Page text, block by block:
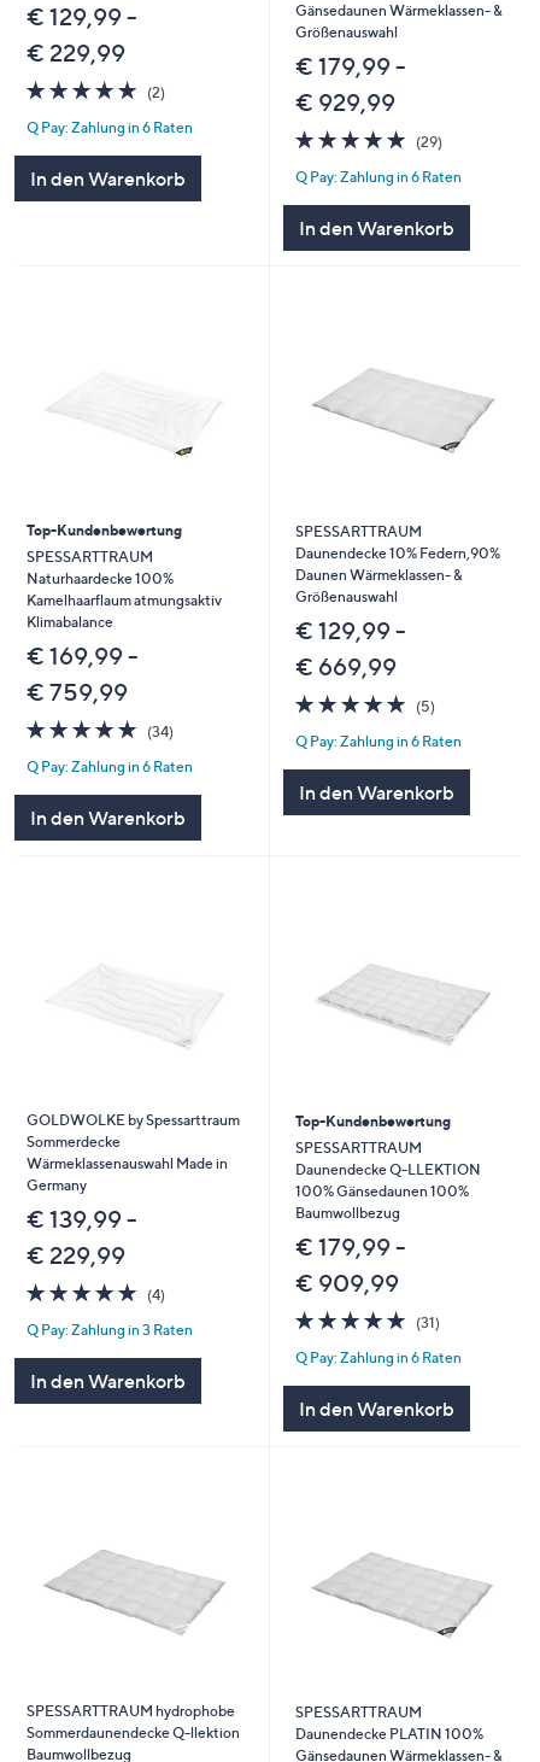
€ 129,99 -
€ 229,99
5.0
von
5
(2)2
Q Pay: Zahlung in 6 Raten
In den Warenkorb
Gänsedaunen Wärmeklassen- &
Größenauswahl
€ 179,99 -
€ 929,99
4.9
von
5
(29)29
Q Pay: Zahlung in 6 Raten
In den Warenkorb
Top-Kundenbewertung
SPESSARTTRAUM
Naturhaardecke 100%
Kamelhaarflaum atmungsaktiv
Klimabalance
€ 169,99 -
€ 759,99
4.8
von
5
(34)34
Q Pay: Zahlung in 6 Raten
In den Warenkorb
SPESSARTTRAUM
Daunendecke 10% Federn,90%
Daunen Wärmeklassen- &
Größenauswahl
€ 129,99 -
€ 669,99
4.8
von
5
(5)5
Q Pay: Zahlung in 6 Raten
In den Warenkorb
GOLDWOLKE by Spessarttraum
Sommerdecke
Wärmeklassenauswahl Made in
Germany
€ 139,99 -
€ 229,99
4.8
von
5
(4)4
Q Pay: Zahlung in 3 Raten
In den Warenkorb
Top-Kundenbewertung
SPESSARTTRAUM
Daunendecke Q-LLEKTION
100% Gänsedaunen 100%
Baumwollbezug
€ 179,99 -
€ 909,99
4.7
von
5
(31)31
Q Pay: Zahlung in 6 Raten
In den Warenkorb
SPESSARTTRAUM hydrophobe
Sommerdaunendecke Q-llektion
Baumwollbezug
SPESSARTTRAUM
Daunendecke PLATIN 100%
Gänsedaunen Wärmeklassen- &